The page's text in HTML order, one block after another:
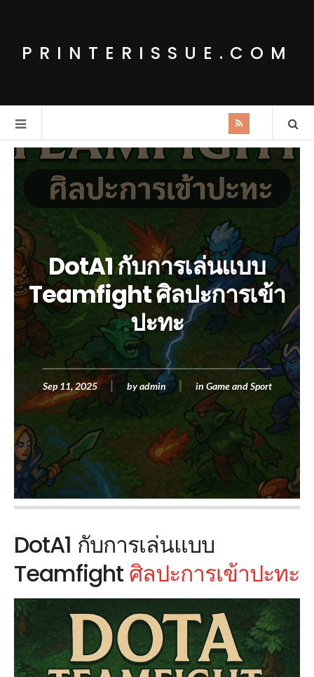
PRINTERISSUE.COM
DotA1 กับการเล่นแบบ
Teamfight ศิลปะการเข้า
ปะทะ
Sep 11, 2025 by admin in Game and Sport
DotA1 กับการเล่นแบบ
Teamfight ศิลปะการเข้าปะทะ